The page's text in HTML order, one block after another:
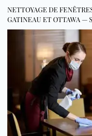
NETTOYAGE DE
GATINEAU ET OTTAWA —